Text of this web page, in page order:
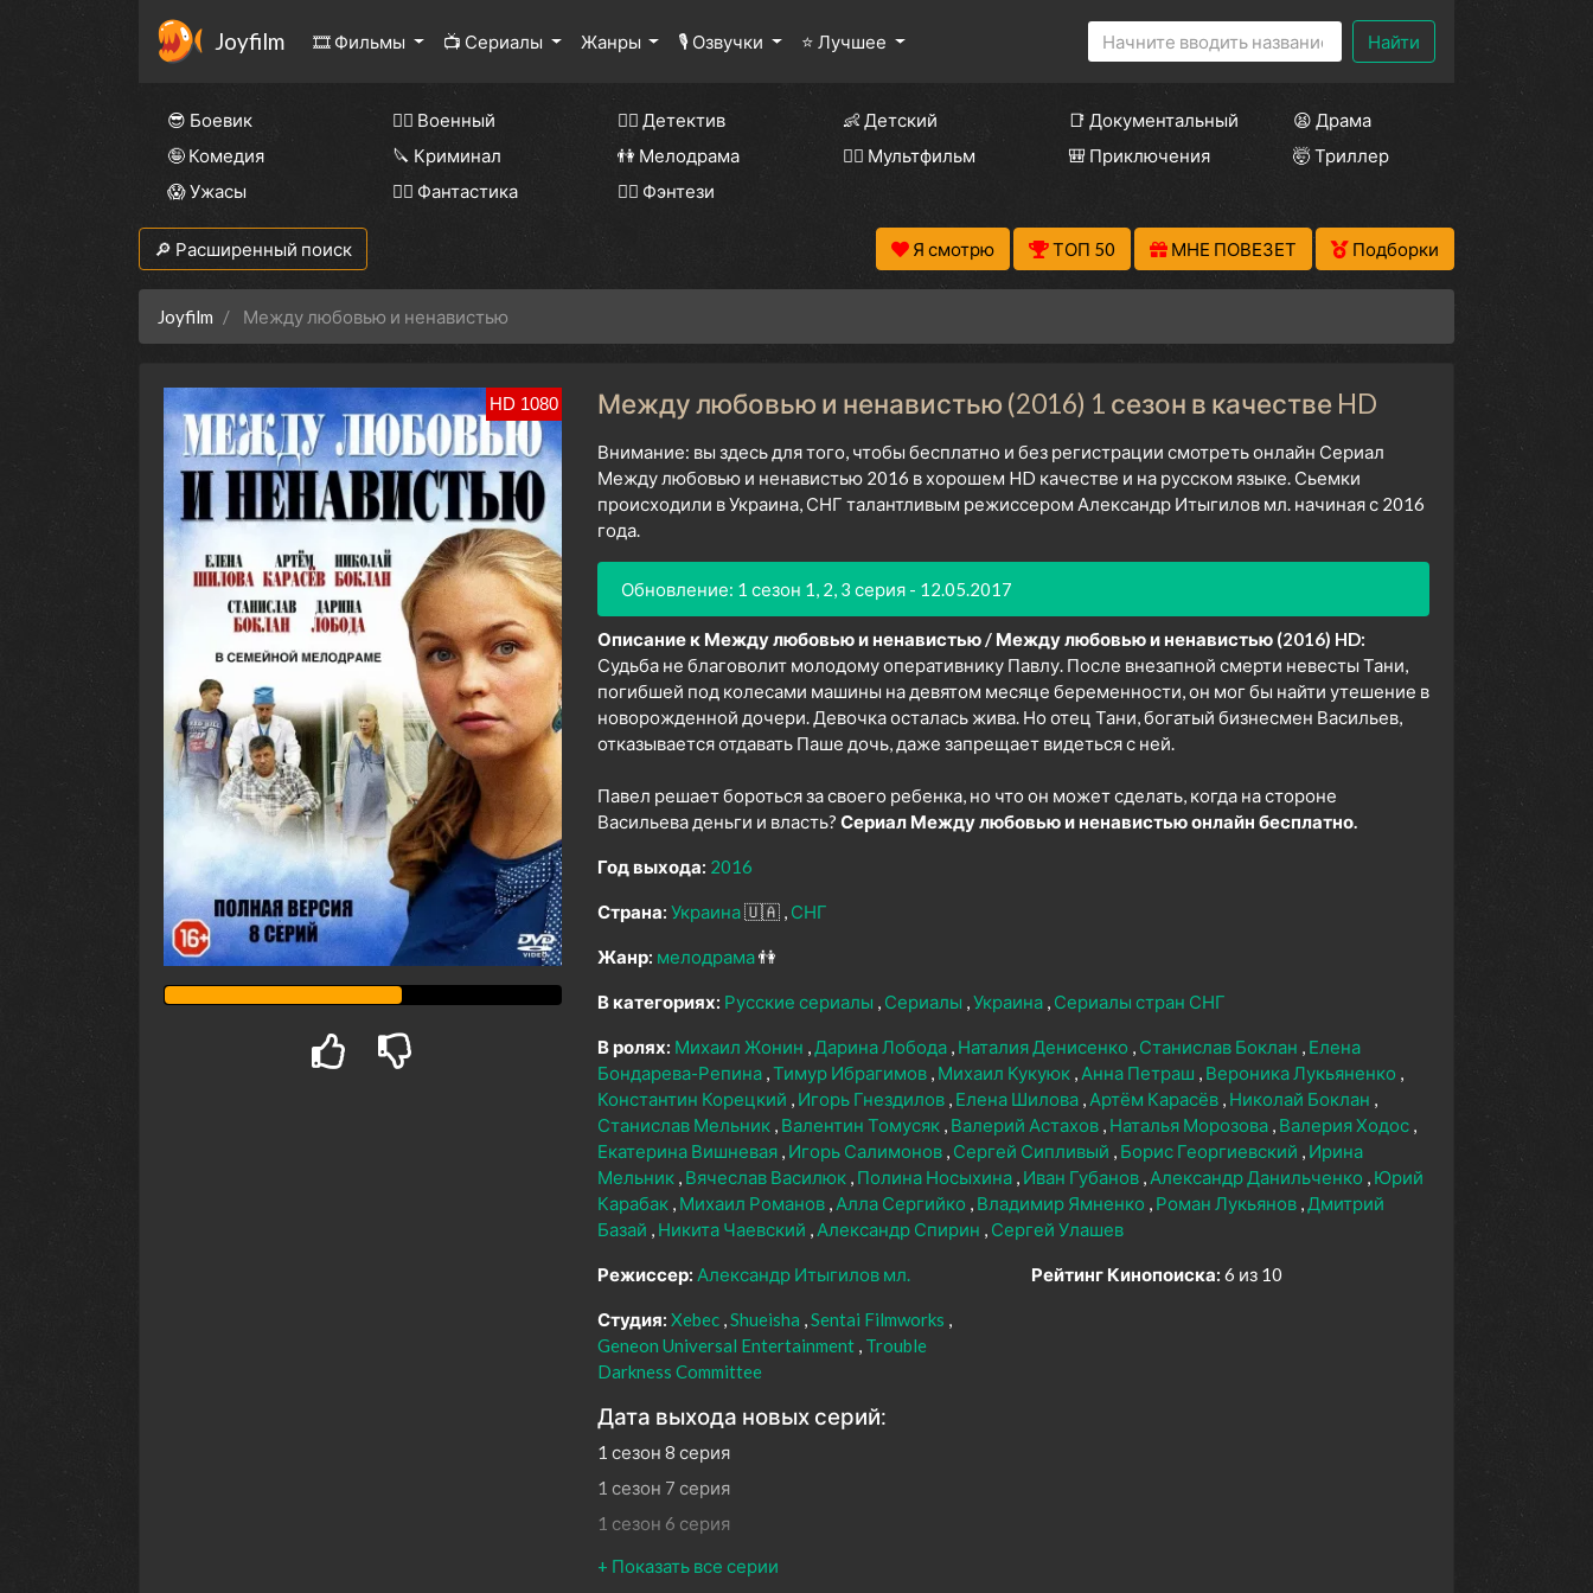
Joyfilm 🎞 Фильмы 📺 Сериалы Жанры 🎙 Озвучки ⭐ Лучшее Найти
😎 Боевик 👨‍✈️ Военный 🕵️‍♂️ Детектив 👶 Детский 📑 Документальный
😫 Драма
🤪 Комедия
🔪 Криминал 👫 Мелодрама 🧚‍♀️ Мультфильм 🎒 Приключения
🤯 Триллер
😱 Ужасы
🧙‍♀️ Фантастика 🧝‍♂️ Фэнтези
🔎 Расширенный поиск Я смотрю ТОП 50 МНЕ ПОВЕЗЕТ Подборки
Joyfilm Между любовью и ненавистью
HD 1080 Между любовью и ненавистью (2016) 1 сезон в качестве HD
Внимание: вы здесь для того, чтобы бесплатно и без регистрации смотреть онлайн Сериал
Между любовью и ненавистью 2016 в хорошем HD качестве и на русском языке. Сьемки
происходили в Украина, СНГ талантливым режиссером Александр Итыгилов мл. начиная с 2016
года.
Обновление: 1 сезон 1, 2, 3 серия - 12.05.2017
Описание к Между любовью и ненавистью / Между любовью и ненавистью (2016) HD:
Судьба не благоволит молодому оперативнику Павлу. После внезапной смерти невесты Тани,
погибшей под колесами машины на девятом месяце беременности, он мог бы найти утешение в
новорожденной дочери. Девочка осталась жива. Но отец Тани, богатый бизнесмен Васильев,
отказывается отдавать Паше дочь, даже запрещает видеться с ней.
Павел решает бороться за своего ребенка, но что он может сделать, когда на стороне
Васильева деньги и власть? Сериал Между любовью и ненавистью онлайн бесплатно.
Год выхода: 2016
Страна: Украина🇺🇦 СНГ
Жанр: мелодрама👫
В категориях: Русские сериалы Сериалы Украина Сериалы стран СНГ
В ролях: Михаил Жонин Дарина Лобода Наталия Денисенко Станислав Боклан
Елена
Бондарева-Репина Тимур Ибрагимов Михаил Кукуюк Анна Петраш
Вероника Лукьяненко
Константин Корецкий
Игорь Гнездилов Елена Шилова Артём Карасёв Николай Боклан
Станислав Мельник Валентин Томусяк Валерий Астахов Наталья Морозова Валерия Ходос
Екатерина Вишневая Игорь Салимонов Сергей Сипливый Борис Георгиевский
Ирина
Мельник Вячеслав Василюк Полина Носыхина Иван Губанов Александр Данильченко
Юрий
Карабак Михаил Романов Алла Сергийко Владимир Ямненко Роман Лукьянов Дмитрий
Базай
Никита Чаевский Александр Спирин Сергей Улашев
Режиссер: Александр Итыгилов мл.
Студия: Xebec Shueisha Sentai Filmworks
Geneon Universal Entertainment Trouble
Darkness Committee
Рейтинг Кинопоиска: 6 из 10
Дата выхода новых серий:
1 сезон 8 серия
1 сезон 7 серия
1 сезон 6 серия
1 сезон 5 серия